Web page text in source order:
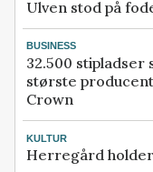
Ulven stod på
BUSINESS
32.500 stipladser
største
Crown
KULTUR
Herregård